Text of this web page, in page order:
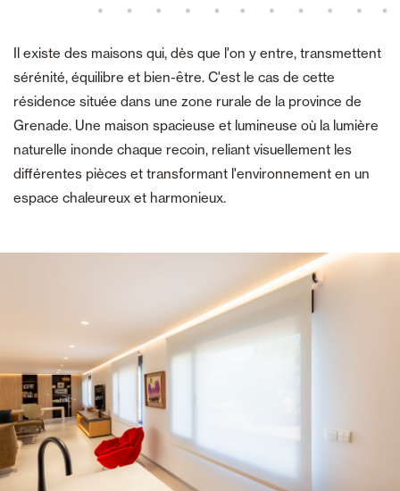
Il existe des maisons qui, dès que l'on y entre, transmettent
sérénité, équilibre et bien-être. C'est le cas de cette
résidence située dans une zone rurale de la province de
Grenade. Une maison spacieuse et lumineuse où la lumière
naturelle inonde chaque recoin, reliant visuellement les
différentes pièces et transformant l'environnement en un
espace chaleureux et harmonieux.